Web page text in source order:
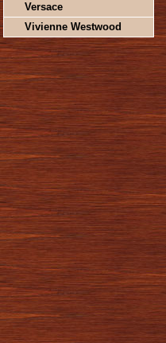
Versace
Vivienne Westwood